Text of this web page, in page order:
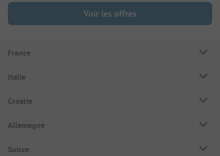
Voir les offres
France
Italie
Croatie
Allemagne
Suisse